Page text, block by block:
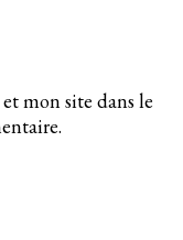
mon site dans le